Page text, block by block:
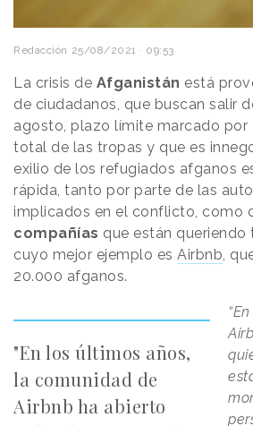
Redacción 25/08/2021 · 09:53
La crisis de Afganistán está
de ciudadanos, que buscan salir
agosto, plazo límite marcado por
total de las tropas y que es
exilio de los refugiados afganos
rápida, tanto por parte de las
implicados en el conflicto, como
compañías que están
cuyo mejor ejemplo es Airbnb,
20.000 afganos.
"En los últimos años,
la comunidad de
Airbnb ha abierto